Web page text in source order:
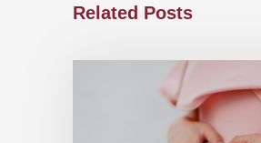
Related Posts